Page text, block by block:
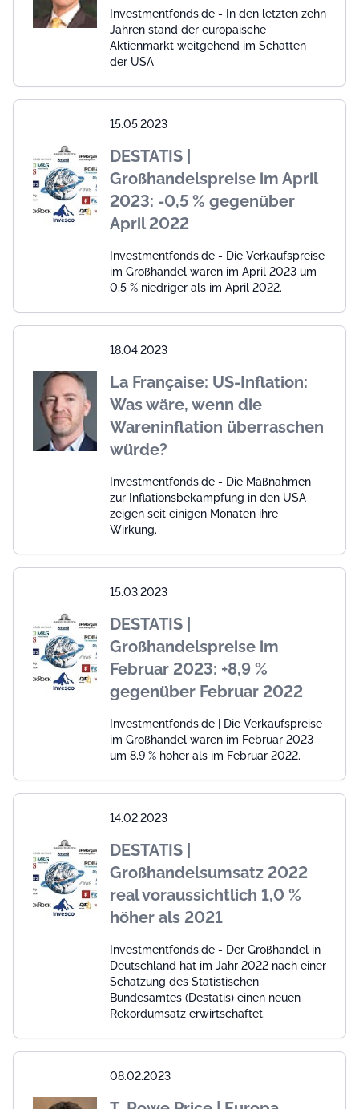
Investmentfonds.de - In den letzten zehn
Jahren stand der europäische
Aktienmarkt weitgehend im Schatten
der USA
15.05.2023
DESTATIS |
Großhandelspreise im April
2023: -0,5 % gegenüber
April 2022
Investmentfonds.de - Die Verkaufspreise
im Großhandel waren im April 2023 um
0,5 % niedriger als im April 2022.
18.04.2023
La Française: US-Inflation:
Was wäre, wenn die
Wareninflation überraschen
würde?
Investmentfonds.de - Die Maßnahmen
zur Inflationsbekämpfung in den USA
zeigen seit einigen Monaten ihre
Wirkung.
15.03.2023
DESTATIS |
Großhandelspreise im
Februar 2023: +8,9 %
gegenüber Februar 2022
Investmentfonds.de | Die Verkaufspreise
im Großhandel waren im Februar 2023
um 8,9 % höher als im Februar 2022.
14.02.2023
DESTATIS |
Großhandelsumsatz 2022
real voraussichtlich 1,0 %
höher als 2021
Investmentfonds.de - Der Großhandel in
Deutschland hat im Jahr 2022 nach einer
Schätzung des Statistischen
Bundesamtes (Destatis) einen neuen
Rekordumsatz erwirtschaftet.
08.02.2023